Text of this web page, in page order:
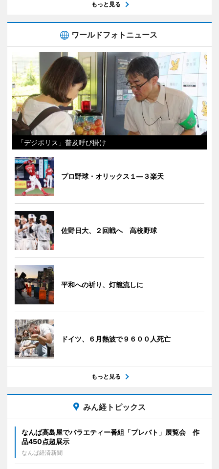
もっと見る
ワールドフォトニュース
「デジポリス」普及呼び掛け
プロ野球・オリックス１―３楽天
佐野日大、２回戦へ 高校野球
平和への祈り、灯籠流しに
ドイツ、６月熱波で９６００人死亡
もっと見る
みん経トピックス
なんば高島屋でバラエティー番組「プレバト」展覧会 作
品450点超展示
なんば経済新聞